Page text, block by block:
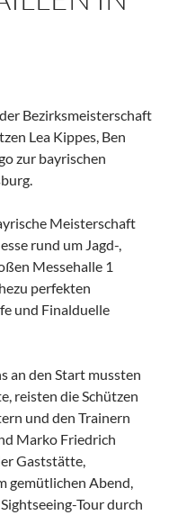
Bezirksmeisterschaft
Lea Kippes, Ben
zur bayrischen
Meisterschaft
rund um Jagd-,
Messehalle 1
perfekten
und Finalduelle
an den Start mussten
reisten die Schützen
und den Trainern
Marko Friedrich
Gaststätte,
gemütlichen Abend,
Tour durch